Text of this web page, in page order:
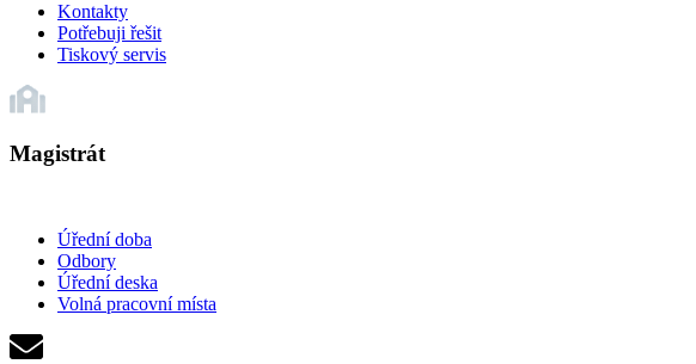
Kontakty
Potřebuji řešit
Tiskový servis
Magistrát
Úřední doba
Odbory
Úřední deska
Volná pracovní místa